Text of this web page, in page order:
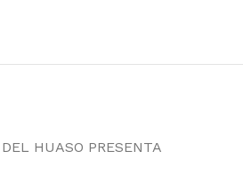
HUASO PRESENTA